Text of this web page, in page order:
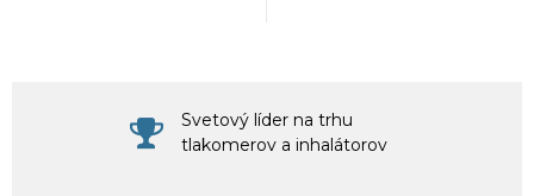
Svetový líder na trhu
tlakomerov a inhalátorov